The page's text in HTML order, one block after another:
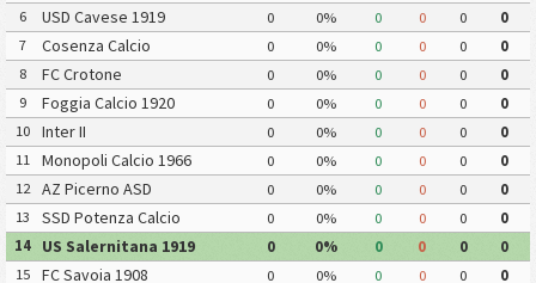
6
USD Cavese 1919 0 0% 0 0 0
0
7
Cosenza Calcio 0 0% 0 0 0
0
8
FC Crotone 0 0% 0 0 0
0
9
Foggia Calcio 1920 0 0% 0 0 0
0
10
Inter II 0 0% 0 0 0
0
11
Monopoli Calcio 1966 0 0% 0 0 0
0
12
AZ Picerno ASD 0 0% 0 0 0
0
13
SSD Potenza Calcio 0 0% 0 0 0
0
14
US Salernitana 1919 0 0% 0 0 0
0
15
FC Savoia 1908 0 0% 0 0 0
0